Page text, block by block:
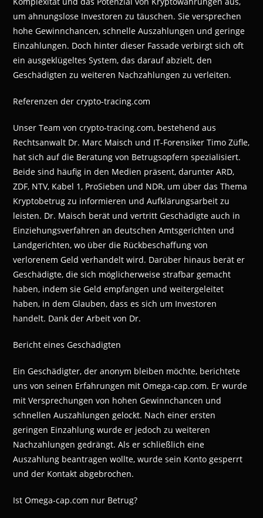
um ahnungslose Investoren zu täuschen. Sie versprechen
hohe Gewinnchancen, schnelle Auszahlungen und geringe
Einzahlungen. Doch hinter dieser Fassade verbirgt sich oft
ein ausgeklügeltes System, das darauf abzielt, den
Geschädigten zu weiteren Nachzahlungen zu verleiten.
Referenzen der crypto-tracing.com
Unser Team von crypto-tracing.com, bestehend aus
Rechtsanwalt Dr. Marc Maisch und IT-Forensiker Timo Züfle,
hat sich auf die Beratung von Betrugsopfern spezialisiert.
Beide sind häufig in den Medien präsent, darunter ARD,
ZDF, NTV, Kabel 1, ProSieben und NDR, um über das Thema
Kryptobetrug zu informieren und Aufklärungsarbeit zu
leisten. Dr. Maisch berät und vertritt Geschädigte auch in
Einziehungsverfahren an deutschen Amtsgerichten und
Landgerichten, wo über die Rückbeschaffung von
verlorenem Geld verhandelt wird. Darüber hinaus berät er
Geschädigte, die sich möglicherweise strafbar gemacht
haben, indem sie Geld empfangen und weitergeleitet
haben, in dem Glauben, dass es sich um Investoren
handelt. Dank der Arbeit von Dr.
Bericht eines Geschädigten
Ein Geschädigter, der anonym bleiben möchte, berichtete
uns von seinen Erfahrungen mit Omega-cap.com. Er wurde
mit Versprechungen von hohen Gewinnchancen und
schnellen Auszahlungen gelockt. Nach einer ersten
geringen Einzahlung wurde er jedoch zu weiteren
Nachzahlungen gedrängt. Als er schließlich eine
Auszahlung beantragen wollte, wurde sein Konto gesperrt
und der Kontakt abgebrochen.
Ist Omega-cap.com nur Betrug?